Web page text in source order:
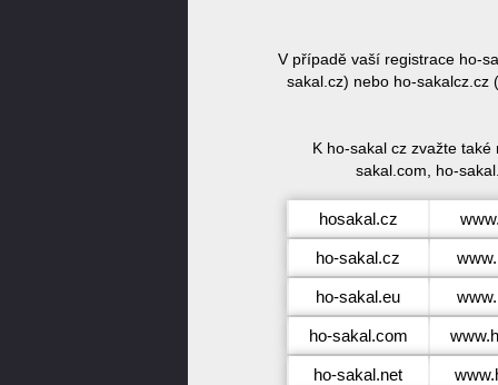
V případě vaší registrace ho-
sakal.cz) nebo ho-sakalcz.cz
K ho-sakal cz zvažte
sakal.com, ho-
hosakal.cz
ho-sakal.cz
ho-sakal.eu
ho-sakal.com
ho-sakal.net